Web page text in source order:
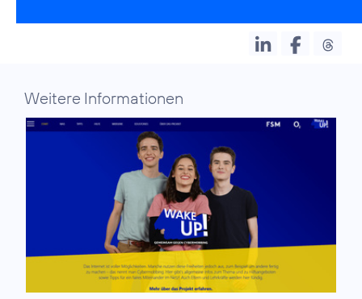
Weitere Informationen